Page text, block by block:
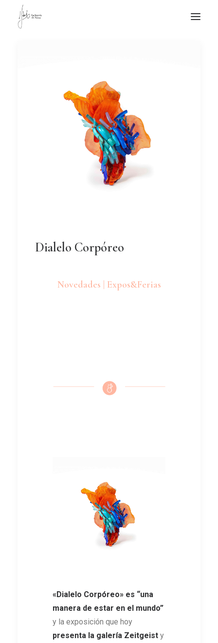
Dialelo Corpóreo
Novedades | Expos&Ferias
«Dialelo Corpóreo» es “una
manera de estar en el mundo”
y la exposición que hoy
presenta la galería Zeitgeist y